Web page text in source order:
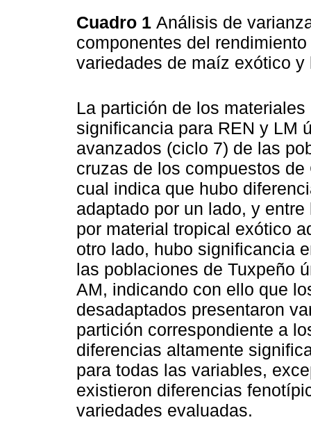
Cuadro 1 Análisis de
componentes del
variedades de maíz exótico
La partición de los
significancia para REN y LM
avanzados (ciclo 7) de las
cruzas de los compuestos
cual indica que hubo
adaptado por un lado, y
por material tropical exótico
otro lado, hubo significancia
las poblaciones de Tuxpeño
AM, indicando con ello que
desadaptados presentaron
partición correspondiente a
diferencias altamente
para todas las variables,
existieron diferencias
variedades evaluadas.